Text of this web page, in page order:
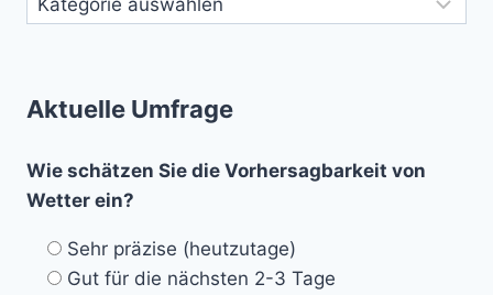
Aktuelle Umfrage
Wie schätzen Sie die Vorhersagbarkeit von
Wetter ein?
Sehr präzise (heutzutage)
Gut für die nächsten 2-3 Tage